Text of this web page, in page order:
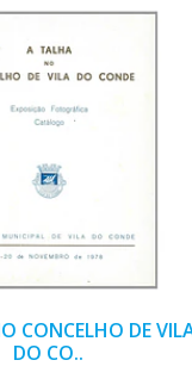
CONCELHO DE
DO CO..